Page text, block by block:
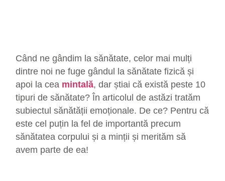
Când ne gândim la sănătate, celor mai mulți
dintre noi ne fuge gândul la sănătate fizică și
apoi la cea mintală, dar știai că există peste 10
tipuri de sănătate? În articolul de astăzi tratăm
subiectul sănătății emoționale. De ce? Pentru că
este cel puțin la fel de importantă precum
sănătatea corpului și a minții și merităm să
avem parte de ea!